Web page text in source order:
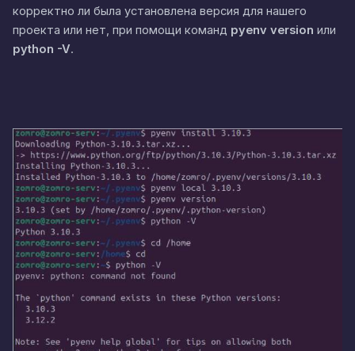
корректно ли была установлена версия для нашего
проекта или нет, при помощи команд pyenv version или
python -V.